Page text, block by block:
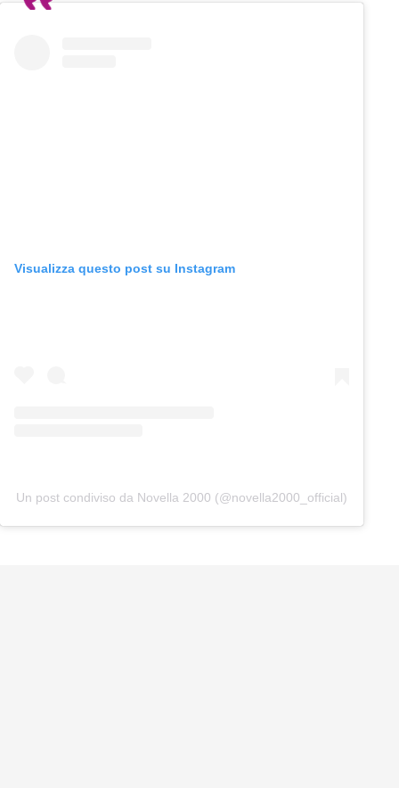
Visualizza questo post su Instagram
Un post condiviso da Novella 2000 (@novella2000_official)